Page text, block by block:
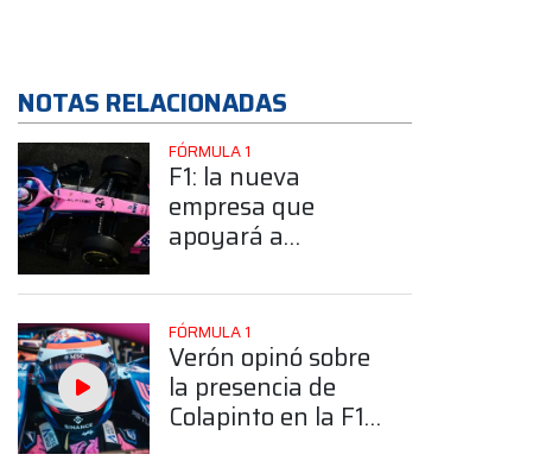
NOTAS RELACIONADAS
FÓRMULA 1
F1: la nueva
empresa que
apoyará a
en la temporada
2026 ¿De cuál se
trata?
FÓRMULA 1
Verón opinó sobre
la presencia de
Colapinto en la F1: